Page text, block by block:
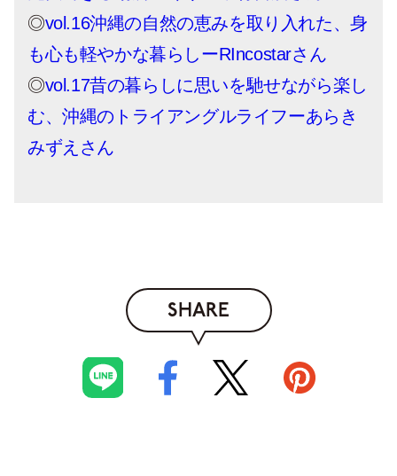
◎vol.16沖縄の自然の恵みを取り入れた、身
も心も軽やかな暮らしーRIncostarさん
◎vol.17昔の暮らしに思いを馳せながら楽し
む、沖縄のトライアングルライフーあらき
みずえさん
SHARE